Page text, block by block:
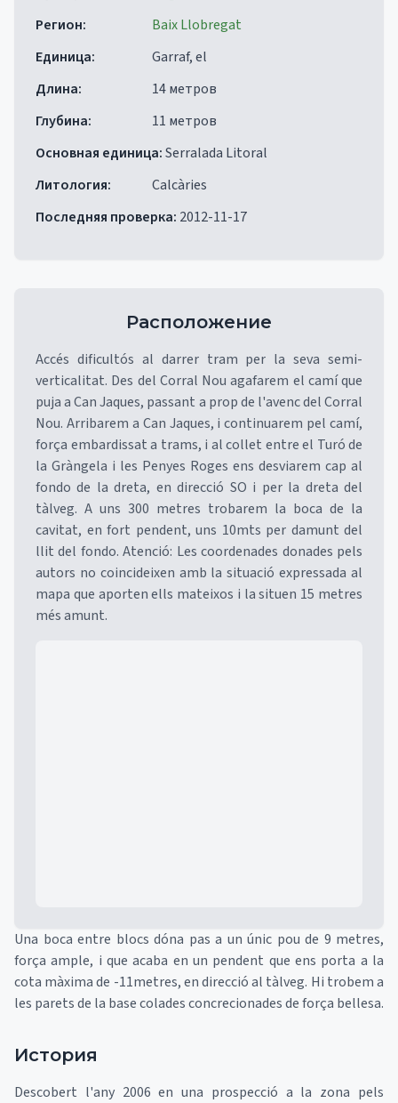
Регион:
Baix Llobregat
Единица:
Garraf, el
Длина:
14 метров
Глубина:
11 метров
Основная единица:Serralada Litoral
Литология:
Calcàries
Последняя проверка: 2012-11-17
Расположение
Accés dificultós al darrer tram per la seva semi-
verticalitat. Des del Corral Nou agafarem el camí que
puja a Can Jaques, passant a prop de l'avenc del Corral
Nou. Arribarem a Can Jaques, i continuarem pel camí,
força embardissat a trams, i al collet entre el Turó de
la Gràngela i les Penyes Roges ens desviarem cap al
fondo de la dreta, en direcció SO i per la dreta del
tàlveg. A uns 300 metres trobarem la boca de la
cavitat, en fort pendent, uns 10mts per damunt del
llit del fondo. Atenció: Les coordenades donades pels
autors no coincideixen amb la situació expressada al
mapa que aporten ells mateixos i la situen 15 metres
més amunt.
Una boca entre blocs dóna pas a un únic pou de 9 metres,
força ample, i que acaba en un pendent que ens porta a la
cota màxima de -11metres, en direcció al tàlveg. Hi trobem a
les parets de la base colades concrecionades de força bellesa.
История
Descobert l'any 2006 en una prospecció a la zona pels